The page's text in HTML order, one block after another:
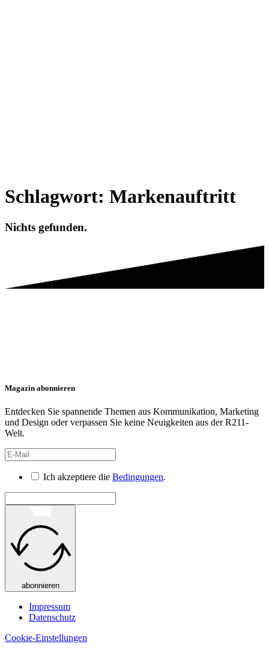
Schlagwort: Markenauftritt
Nichts gefunden.
Magazin abonnieren
Entdecken Sie spannende Themen aus Kommunikation, Marketing
und Design oder verpassen Sie keine Neuigkeiten aus der R211-
Welt.
Ich akzeptiere die Bedingungen.
abonnieren
Impressum
Datenschutz
Cookie-Einstellungen